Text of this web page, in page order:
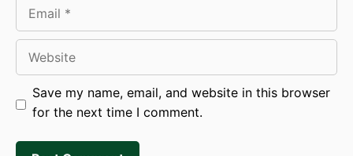
Save my name, email, and website in this browser
for the next time I comment.